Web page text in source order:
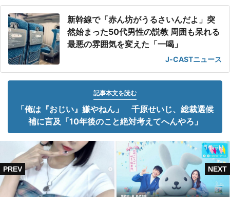
新幹線で「赤ん坊がうるさいんだよ」突
然始まった50代男性の説教 周囲も呆れる
最悪の雰囲気を変えた「一喝」
J-CASTニュース
記事本文を読む
「俺は『おじい』嫌やねん」 千原せいじ、総裁選候
補に言及「10年後のこと絶対考えてへんやろ」